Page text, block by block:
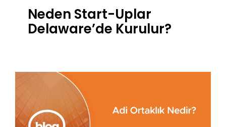
Neden Start-Uplar
Delaware’de Kurulur?